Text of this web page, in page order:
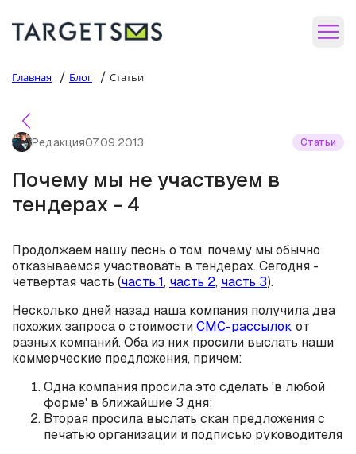
Главная / Блог / Статьи
Редакция07.09.2013 Статьи
Почему мы не участвуем в
тендерах - 4
Продолжаем нашу песнь о том, почему мы обычно
отказываемся участвовать в тендерах. Сегодня -
четвертая часть (часть 1, часть 2, часть 3).
Несколько дней назад наша компания получила два
похожих запроса о стоимостиСМС-рассылок от
разных компаний. Оба из них просили выслать наши
коммерческие предложения, причем:
Одна компания просила это сделать 'в любой
форме' в ближайшие 3 дня;
Вторая просила выслать скан предложения с
печатью организации и подписью руководителя